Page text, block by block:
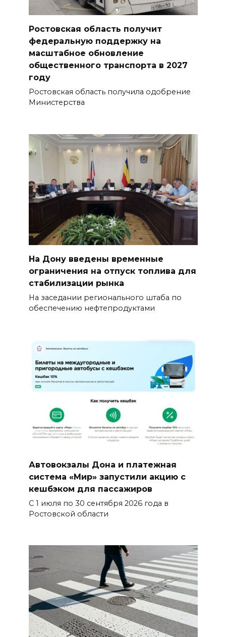
Ростовская область получит
федеральную поддержку на
масштабное обновление
общественного транспорта в 2027
году
Ростовская область получила одобрение
Министерства
На Дону введены временные
ограничения на отпуск топлива для
стабилизации рынка
На заседании регионального штаба по
обеспечению нефтепродуктами
Автовокзалы Дона и платежная
система «Мир» запустили акцию с
кешбэком для пассажиров
С 1 июля по 30 сентября 2026 года в
Ростовской области